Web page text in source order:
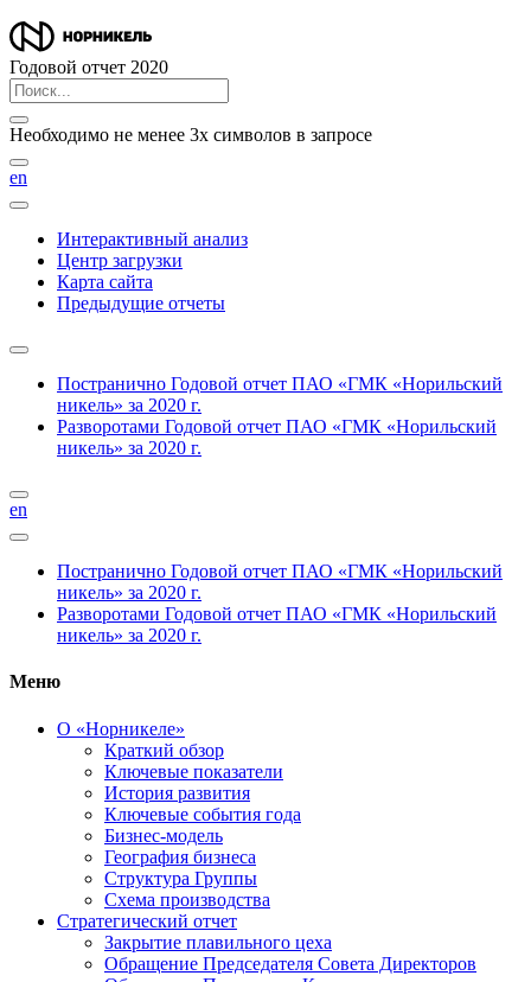
Годовой отчет 2020
Необходимо не менее 3х символов в запросе
en
Интерактивный анализ
Центр загрузки
Карта сайта
Предыдущие отчеты
Постранично Годовой отчет ПАО «ГМК «Норильский
никель» за 2020 г.
Разворотами Годовой отчет ПАО «ГМК «Норильский
никель» за 2020 г.
en
Постранично Годовой отчет ПАО «ГМК «Норильский
никель» за 2020 г.
Разворотами Годовой отчет ПАО «ГМК «Норильский
никель» за 2020 г.
Меню
О «Норникеле»
Краткий обзор
Ключевые показатели
История развития
Ключевые события года
Бизнес-модель
География бизнеса
Структура Группы
Схема производства
Стратегический отчет
Закрытие плавильного цеха
Обращение Председателя Совета Директоров